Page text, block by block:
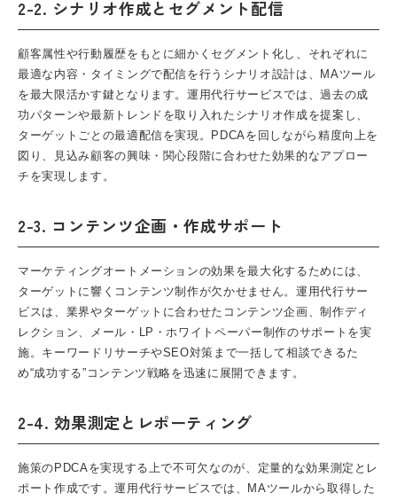
2-2. シナリオ作成とセグメント配信
顧客属性や行動履歴をもとに細かくセグメント化し、それぞれに
最適な内容・タイミングで配信を行うシナリオ設計は、MAツール
を最大限活かす鍵となります。運用代行サービスでは、過去の成
功パターンや最新トレンドを取り入れたシナリオ作成を提案し、
ターゲットごとの最適配信を実現。PDCAを回しながら精度向上を
図り、見込み顧客の興味・関心段階に合わせた効果的なアプロー
チを実現します。
2-3. コンテンツ企画・作成サポート
マーケティングオートメーションの効果を最大化するためには、
ターゲットに響くコンテンツ制作が欠かせません。運用代行サー
ビスは、業界やターゲットに合わせたコンテンツ企画、制作ディ
レクション、メール・ LP ・ホワイトペーパー制作のサポートを実
施。キーワードリサーチやSEO対策まで一括して相談できるた
め“成功する”コンテンツ戦略を迅速に展開できます。
2-4. 効果測定とレポーティング
施策のPDCAを実現する上で不可欠なのが、定量的な効果測定とレ
ポート作成です。運用代行サービスでは、MAツールから取得した